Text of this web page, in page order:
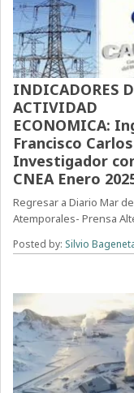
INDICADORES
ACTIVIDAD
ECONOMICA:
Francisco
Investigador
CNEA Enero
Regresar a Diario Mar
Atemporales- Prensa
Posted by: Silvio